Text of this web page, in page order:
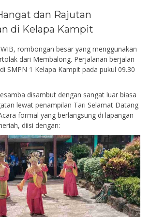
dan Rajutan
di Kelapa Kampit
rombongan besar yang menggunakan
dari Membalong. Perjalanan berjalan
SMPN 1 Kelapa Kampit pada pukul 09.30
disambut dengan sangat luar biasa
lewat penampilan Tari Selamat Datang
formal yang berlangsung di lapangan
diisi dengan: